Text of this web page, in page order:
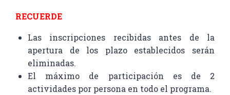
RECUERDE
Las inscripciones recibidas antes de la
apertura de los plazo establecidos serán
eliminadas.
El máximo de participación es de 2
actividades por persona en todo el programa.